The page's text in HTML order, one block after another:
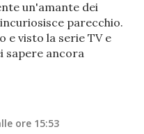
un'amante dei
parecchio.
e visto la serie TV e
sapere ancora
ore 15:53